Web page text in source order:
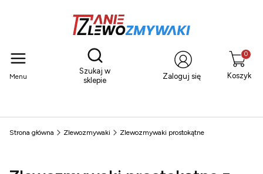
Menu
Otwórz wyszukiwarkę
Szukaj w
sklepie
Zaloguj się Koszyk
Strona główna Zlewozmywaki Zlewozmywaki prostokątne